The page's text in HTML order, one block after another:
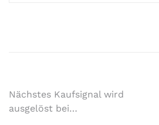
Nächstes Kaufsignal wird
ausgelöst bei…